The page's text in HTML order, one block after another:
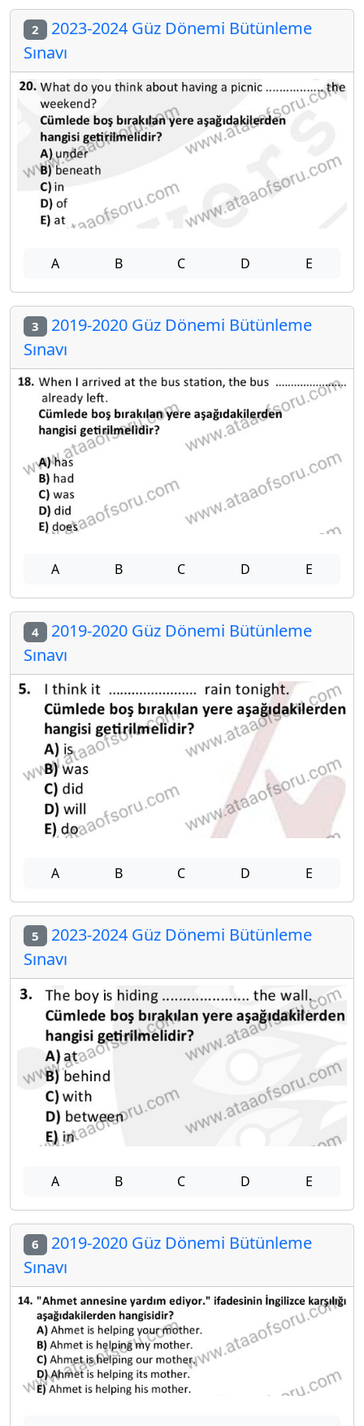
2 2023-2024 Güz Dönemi Bütünleme
Sınavı
A B C D E
3 2019-2020 Güz Dönemi Bütünleme
Sınavı
A B C D E
4 2019-2020 Güz Dönemi Bütünleme
Sınavı
A B C D E
5 2023-2024 Güz Dönemi Bütünleme
Sınavı
A B C D E
6 2019-2020 Güz Dönemi Bütünleme
Sınavı